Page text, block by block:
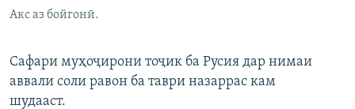
Акс аз бойгонӣ.
Сафари муҳоҷирони тоҷик ба Русия дар нимаи
аввали соли равон ба таври назаррас кам
шудааст.